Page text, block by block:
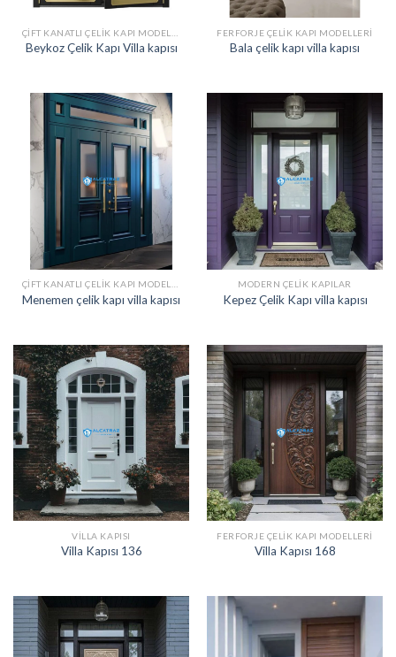
Beykoz Çelik Kapı Villa kapısı
FERFORJE ÇELIK KAPI MODELLERI
Bala çelik kapı villa kapısı
Menemen çelik kapı villa kapısı
MODERN ÇELIK KAPILAR
Kepez Çelik Kapı villa kapısı
VILLA KAPISI
Villa Kapısı 136
FERFORJE ÇELIK KAPI MODELLERI
Villa Kapısı 168